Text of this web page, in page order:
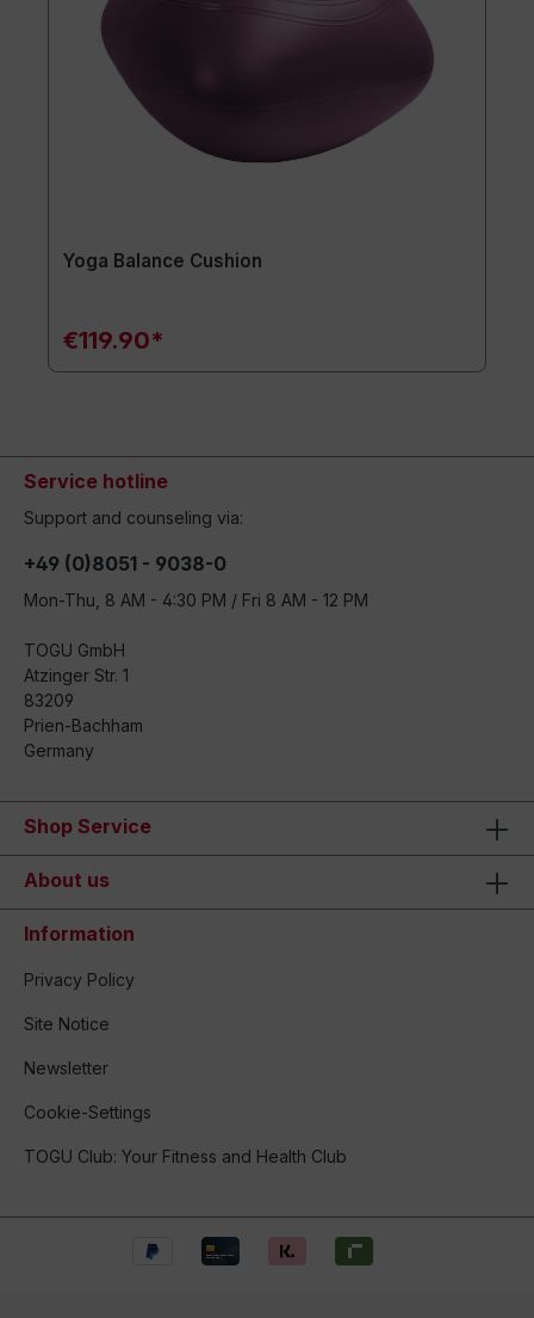
Yoga Balance Cushion
€119.90*
Service hotline
Support and counseling via:
+49 (0)8051 - 9038-0
Mon-Thu, 8 AM - 4:30 PM / Fri 8 AM - 12 PM
TOGU GmbH
Atzinger Str. 1
83209
Prien-Bachham
Germany
Shop Service
About us
Information
Privacy Policy
Site Notice
Newsletter
Cookie-Settings
TOGU Club: Your Fitness and Health Club